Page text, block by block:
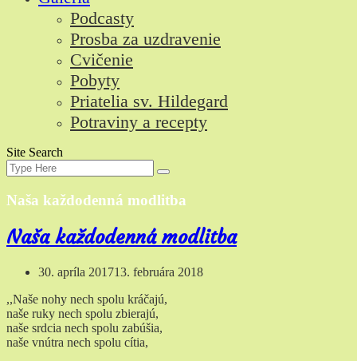
Podcasty
Prosba za uzdravenie
Cvičenie
Pobyty
Priatelia sv. Hildegard
Potraviny a recepty
Site Search
Search
for:
Search
Naša každodenná modlitba
Naša každodenná modlitba
30. apríla 201713. februára 2018
,,Naše nohy nech spolu kráčajú,
naše ruky nech spolu zbierajú,
naše srdcia nech spolu zabúšia,
naše vnútra nech spolu cítia,